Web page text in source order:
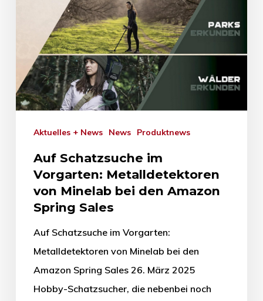
Aktuelles + News News Produktnews
Auf Schatzsuche im
Vorgarten: Metalldetektoren
von Minelab bei den Amazon
Spring Sales
Auf Schatzsuche im Vorgarten:
Metalldetektoren von Minelab bei den
Amazon Spring Sales 26. März 2025
Hobby-Schatzsucher, die nebenbei noch